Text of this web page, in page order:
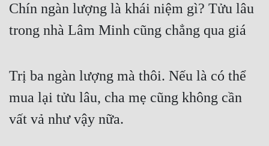
Chín ngàn lượng là khái niệm gì? Tửu lâu
trong nhà Lâm Minh cũng chẳng qua giá
Trị ba ngàn lượng mà thôi. Nếu là có thể
mua lại tửu lâu, cha mẹ cũng không cần
vất vả như vậy nữa.